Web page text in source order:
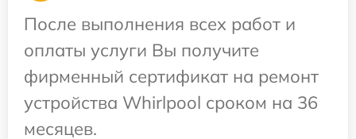
После выполнения всех работ и
оплаты услуги Вы получите
фирменный сертификат на ремонт
устройства Whirlpool сроком на 36
месяцев.